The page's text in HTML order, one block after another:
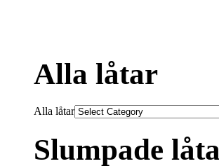
Alla låtar
Alla låtar
Slumpade